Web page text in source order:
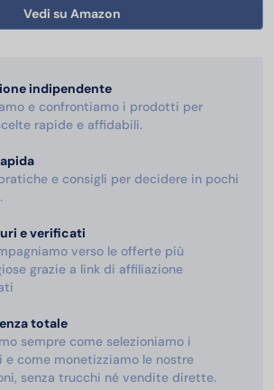
Vedi su Amazon
indipendente
e confrontiamo i prodotti per
rapide e affidabili.
e consigli per decidere in pochi
e verificati
verso le offerte più
grazie a link di affiliazione
totale
sempre come selezioniamo i
e come monetizziamo le nostre
senza trucchi né vendite dirette.